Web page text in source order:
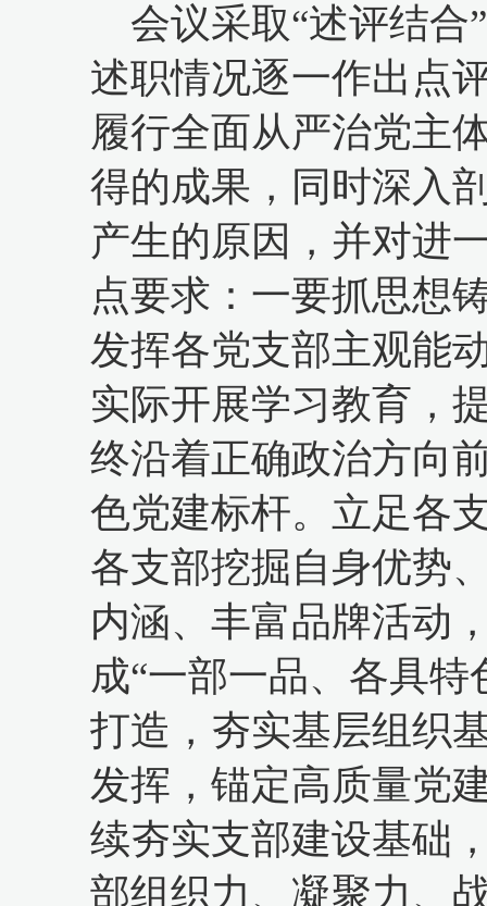
会议采取“述评结合
述职情况逐一作出点
履行全面从严治党主
得的成果，同时深入
产生的原因，并对进
点要求：一要抓思想
发挥各党支部主观能
实际开展学习教育，
终沿着正确政治方向
色党建标杆。立足各
各支部挖掘自身优势
内涵、丰富品牌活动
成“一部一品、各具
打造，夯实基层组织
发挥，锚定高质量党
续夯实支部建设基础
部组织力、凝聚力、